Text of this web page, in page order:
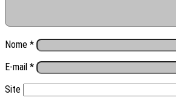
Nome *
E-mail *
Site